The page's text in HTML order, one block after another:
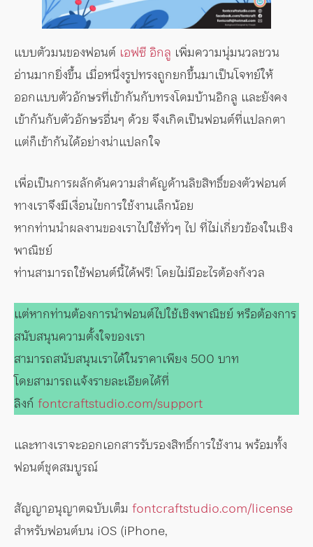
แบบตัวมนของฟอนต์ เอฟซี อิกลู เพิ่มความนุ่มนวลชวน
อ่านมากยิ่งขึ้น เมื่อหนึ่งรูปทรงถูกยกขึ้นมาเป็นโจทย์ให้
ออกแบบตัวอักษรที่เข้ากันกับทรงโดมบ้านอิกลู และยังคง
เข้ากันกับตัวอักษรอื่นๆ ด้วย จึงเกิดเป็นฟอนต์ที่แปลกตา
แต่ก็เข้ากันได้อย่างน่าแปลกใจ
เพื่อเป็นการผลักดันความสำคัญด้านลิขสิทธิ์ของตัวฟอนต์
ทางเราจึงมีเงื่อนไขการใช้งานเล็กน้อย
หากท่านนำผลงานของเราไปใช้ทั่วๆ ไป ที่ไม่เกี่ยวข้องในเชิง
พาณิชย์
ท่านสามารถใช้ฟอนต์นี้ได้ฟรี! โดยไม่มีอะไรต้องกังวล
แต่หากท่านต้องการนำฟอนต์ไปใช้เชิงพาณิชย์ หรือต้องการ
สนับสนุนความตั้งใจของเรา
สามารถสนับสนุนเราได้ในราคาเพียง 500 บาท
โดยสามารถแจ้งรายละเอียดได้ที่
ลิงก์ fontcraftstudio.com/support
และทางเราจะออกเอกสารรับรองสิทธิ์การใช้งาน พร้อมทั้ง
ฟอนต์ชุดสมบูรณ์
สัญญาอนุญาตฉบับเต็ม fontcraftstudio.com/license
สำหรับฟอนต์บน iOS (iPhone,